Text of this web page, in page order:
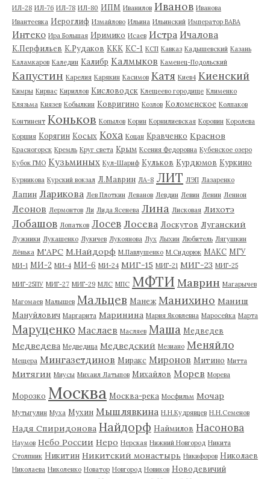
ИЛ-28 ИЛ-76 ИЛ-78 ИЛ-80 ИПМ Иванилов Иванов Иванова
Ивантеевка Иероглиф Измайлово Ильина Ильинский Император ВАВА
Интеко Ира Большая Иримико Исаев Истра Ичалова
К.Перфильев К.Рудаков ККК КС-1 КСП Кавказ Кадышевский Казань
Каламкаров Каледин Калибр Калмыков Каменец-Подольский
Капустин Карелия Карякин Касимов Катя Киев4 Киенский
Кимры Кирвас Кириллов Кисловодск Клещеево городище Клименко
Клязьма Князев Кобылкин Ковригино Козлов Коломенское Колпаков
Континент Коньков Копылов Корин Корнилиевская Коровин Королева
Коршия Корягин Косых Коха Коцан Кравченко Краснов
Красногорск Кремль Круг света Крым Ксения Федоровна Кубенское озеро
Кубок ГМО Кузьминых Кул-Шариф Кульков Курдюмов Куркино
Курникова Курский вокзал Л.Маврин ЛА-8 ЛИТ ЛЭП Лазаренко
Лапин Ларикова Лев Плоткин Леванов Левдин Левин Ленин Леннон
Леонов Лермонтов Ли Лида Ясенева Лина Лисковая Лихотэ
Лобашов Лопатков Лосев Лосева Лоскутов Луганский
Лужники Лукашенко Лукичев Лукоянова Лух Лыхин Любитель Лягушкин
Лёнька М'АРС М.Найдорф М.Павлушенко М.Сидорюк МАКС МГУ
МИ-1 МИ-2 МИ-4 МИ-6 МИ-24 МИГ-15 МИГ-21 МИГ-23 МИГ-25
МИГ-25ПУ МИГ-27 МИГ-29 МЛС МПС МФТИ Маврин Магарычев
Магомаев Малышев Мальцев Манеж Манихино Маниш
Мануйлович Маргарита Маринина Мария Яковлевна Маросейка Марта
Маруценко Маслаев Масляев Маша Медведев
Медведева Медведица Медведский Мезиано Меняйло
Мещера Мингазетдинов Миракс Миронов Митино Митта
Митягин Миусы Михаил Латыпов Михайлов Морев Морева
Морозко Москва Москва-река Мосфильм Мочар
Мутыгулин Муха Мухин Мышлявкина Н.Н.Кудрявцев Н.Н.Семенов
Надя Спиридонова Найдорф Наймилов Насонова
Наумов Небо России Неро Нерская Нижний Новгород Никита
Столпник Никитин Никитский монастырь Никифоров Николаев
Николаева Николенко Новатор Новгород Новиков Новодевичий